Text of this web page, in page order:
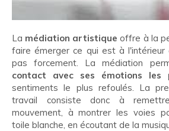
La médiation artistique offre à la
faire émerger ce qui est à l'intérieur
pas forcement. La médiation
contact avec ses émotions les
sentiments le plus refoulés. La
travail consiste donc à
mouvement, à montrer les voies
toile blanche, en écoutant de la